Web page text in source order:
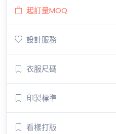
起訂量MOQ
設計服務
衣服尺碼
印製標準
看樣打版